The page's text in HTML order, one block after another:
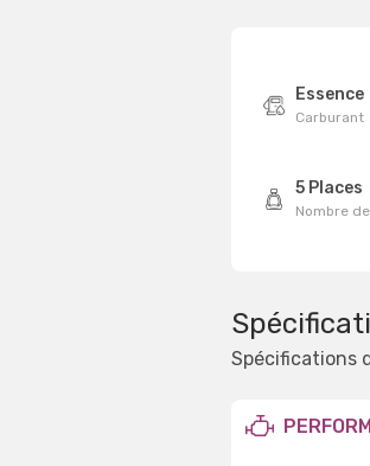
Essence
Carburant
5 Places
Nombre
Spécifications